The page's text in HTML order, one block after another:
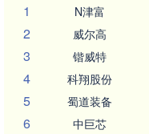
1
N津富
2 威尔高
3 锴威特
4 科翔股份
5 蜀道装备
6 中巨芯